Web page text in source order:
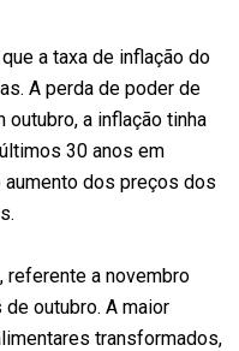
a taxa de inflação do
A perda de poder de
a inflação tinha
30 anos em
dos preços dos
a novembro
outubro. A maior
transformados,